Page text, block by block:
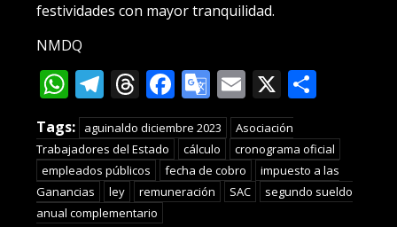
festividades con mayor tranquilidad.
NMDQ
WhatsApp
Telegram
Threads
Facebook
Google
Translate
Email
X
Tags: aguinaldo diciembre 2023
Asociación
Trabajadores del Estado
cálculo
cronograma oficial
empleados públicos
fecha de cobro
impuesto a las
Ganancias
ley remuneración SAC
segundo sueldo
anual complementario